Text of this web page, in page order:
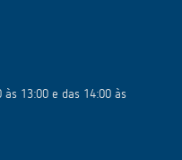
13:00 e das 14:00 às